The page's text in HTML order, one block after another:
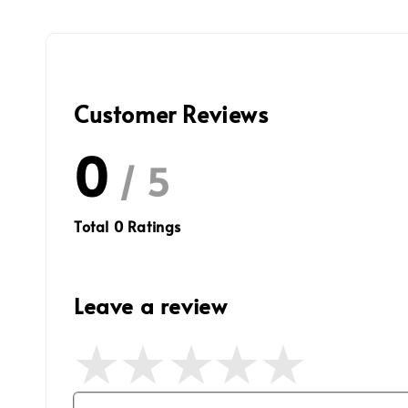
Customer Reviews
0 / 5
Total 0Ratings
Leave a review